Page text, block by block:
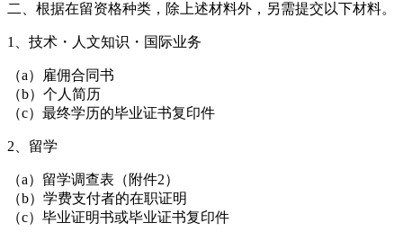
二、根据在留资格种类，除上述材料外，另需提交以下材料。
1、技术・人文知识・国际业务
（a）雇佣合同书
（b）个人简历
（c）最终学历的毕业证书复印件
2、留学
（a）留学调查表（附件2）
（b）学费支付者的在职证明
（c）毕业证明书或毕业证书复印件